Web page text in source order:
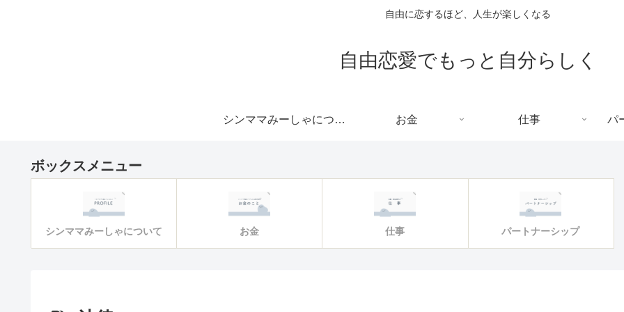
自由に恋するほど、人生が楽しくなる
自由恋愛でもっと自分らしく
シンママみーしゃについて お金 仕事 パ
ボックスメニュー
シンママみーしゃについて お金 仕事 パートナーシップ